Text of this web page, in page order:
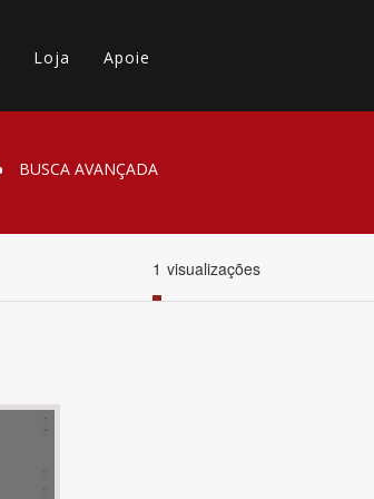
Loja Apoie
BUSCA AVANÇADA
1 visualizações